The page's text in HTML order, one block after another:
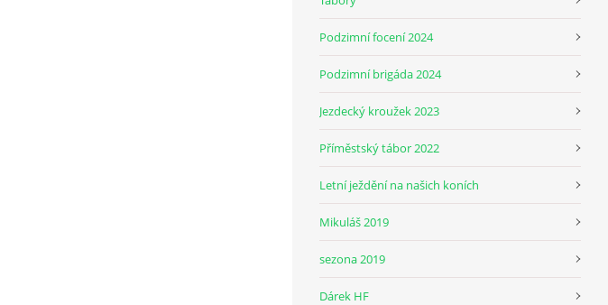
Podzimní focení 2024
Podzimní brigáda 2024
Jezdecký kroužek 2023
Příměstský tábor 2022
Letní ježdění na našich koních
Mikuláš 2019
sezona 2019
Dárek HF